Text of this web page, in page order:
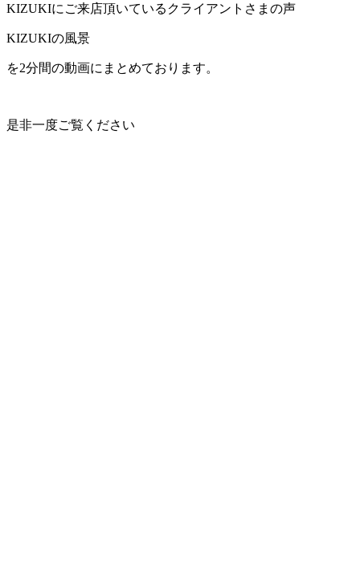
KIZUKIにご来店頂いているクライアントさまの声
KIZUKIの風景
を2分間の動画にまとめております。
是非一度ご覧ください